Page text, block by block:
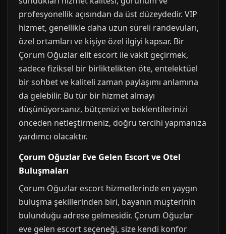
profesyonellik açısından da üst düzeydedir. VIP
hizmet, genellikle daha uzun süreli randevuları,
özel ortamları ve kişiye özel ilgiyi kapsar. Bir
Çorum Oğuzlar elit escort ile vakit geçirmek,
sadece fiziksel bir birliktelikten öte, entelektüel
bir sohbet ve kaliteli zaman paylaşımı anlamına
da gelebilir. Bu tür bir hizmet almayı
düşünüyorsanız, bütçenizi ve beklentilerinizi
önceden netleştirmeniz, doğru tercihi yapmanıza
yardımcı olacaktır.
Çorum Oğuzlar Eve Gelen Escort ve Otel
Buluşmaları
Çorum Oğuzlar escort hizmetlerinde en yaygın
buluşma şekillerinden biri, bayanın müşterinin
bulunduğu adrese gelmesidir. Çorum Oğuzlar
eve gelen escort seçeneği, size kendi konfor